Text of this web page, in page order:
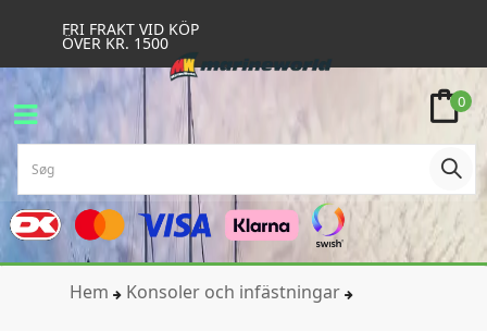
FRI FRAKT VID KÖP
ÖVER KR. 1500
0
Hem Konsoler och infästningar